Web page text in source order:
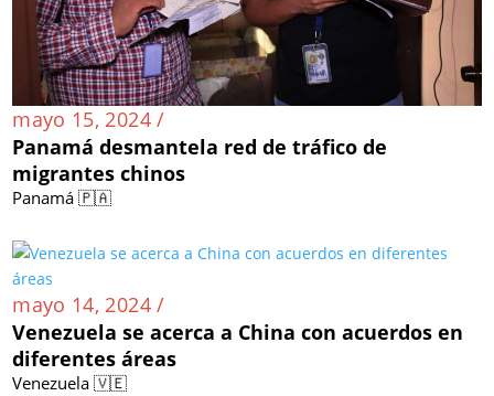
mayo 15, 2024 /
Panamá desmantela red de tráfico de
migrantes chinos
Panamá 🇵🇦
mayo 14, 2024 /
Venezuela se acerca a China con acuerdos en
diferentes áreas
Venezuela 🇻🇪